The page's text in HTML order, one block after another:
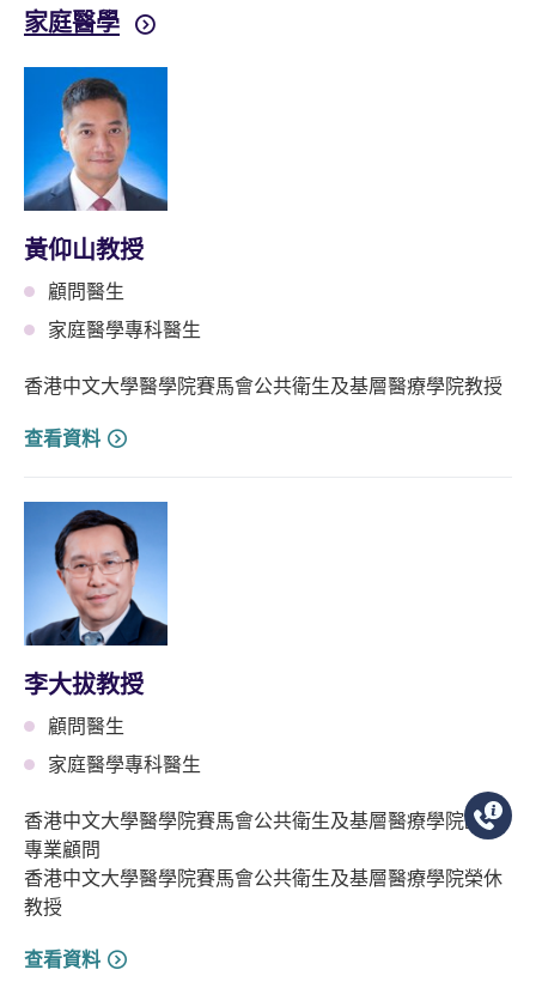
家庭醫學
黃仰山教授
顧問醫生
家庭醫學專科醫生
香港中文大學醫學院賽馬會公共衛生及基層醫療學院教授
查看資料
李大拔教授
顧問醫生
家庭醫學專科醫生
香港中文大學醫學院賽馬會公共衛生及基層醫療學院臨床
專業顧問
香港中文大學醫學院賽馬會公共衛生及基層醫療學院榮休
教授
查看資料